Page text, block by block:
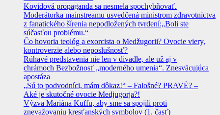
Kovidová propaganda sa nesmela spochybňovať.
Moderátorka mainstreamu usvedčená ministrom zdravotníctva
z fanatického šírenia nepodložených tvrdení:„Boli ste
súčasťou problému.“
Čo hovoria teológ a exorcista o Medžugorii? Ovocie viery,
kontroverzie alebo neposlušnosť?
Rúhavé predstavenia nie len v divadle, ale už aj v
chrámoch Bezbožnosť „moderného umenia“. Znesväcujúca
apostáza
„Sú to podvodníci, mám dôkaz!“ – Falošné? PRAVÉ? –
Aké je skutočné ovocie Medjugorja?!
Výzva Mariána Kuffu, aby sme sa spojili proti
znevažovaniu kresťanských symbolov (1. časť)